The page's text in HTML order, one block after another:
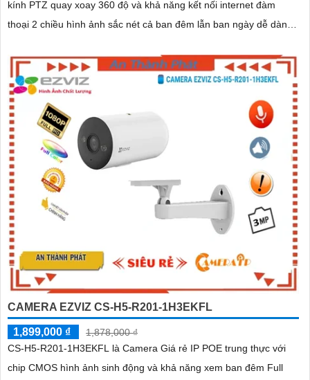
kính PTZ quay xoay 360 độ và khả năng kết nối internet đàm
thoại 2 chiều hình ảnh sắc nét cả ban đêm lẫn ban ngày dễ dàng
không dây CS-H90-R100-8H44WKFL mang đến sự an toàn và
tiện lợi.
CAMERA EZVIZ CS-H5-R201-1H3EKFL
1,899,000 ₫
1,878,000 ₫
CS-H5-R201-1H3EKFL là Camera Giá rẻ IP POE trung thực với
chip CMOS hình ảnh sinh động và khả năng xem ban đêm Full